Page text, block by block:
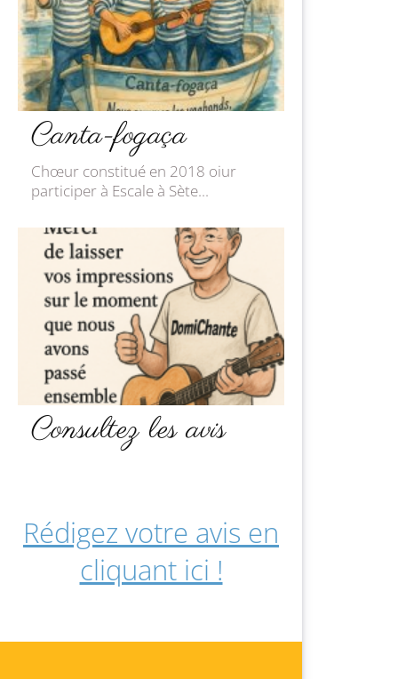
Canta-fogaça
Chœur constitué en 2018 oiur
participer à Escale à Sète...
Consultez les avis
Rédigez votre avis en
cliquant ici !